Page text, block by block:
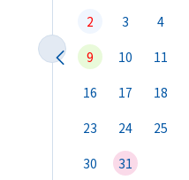
2
3 4
9
10 11
16
17 18
23
24 25
30
31